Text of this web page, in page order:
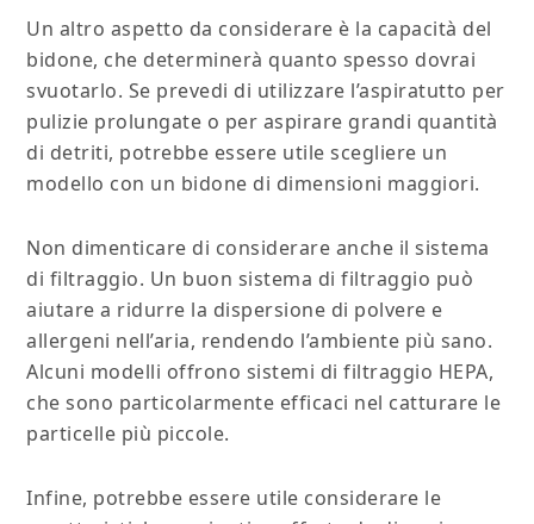
Un altro aspetto da considerare è la capacità del
bidone, che determinerà quanto spesso dovrai
svuotarlo. Se prevedi di utilizzare l’aspiratutto per
pulizie prolungate o per aspirare grandi quantità
di detriti, potrebbe essere utile scegliere un
modello con un bidone di dimensioni maggiori.
Non dimenticare di considerare anche il sistema
di filtraggio. Un buon sistema di filtraggio può
aiutare a ridurre la dispersione di polvere e
allergeni nell’aria, rendendo l’ambiente più sano.
Alcuni modelli offrono sistemi di filtraggio HEPA,
che sono particolarmente efficaci nel catturare le
particelle più piccole.
Infine, potrebbe essere utile considerare le